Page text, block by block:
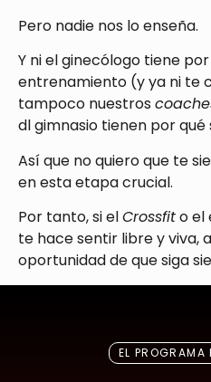
Pero nadie nos lo enseña.
Y ni el ginecólogo tiene
entrenamiento (y ya ni te
tampoco nuestros
dl gimnasio tienen por
Así que no quiero que te
en esta etapa crucial.
Por tanto, si elCrossfito el
te hace sentir libre y viva,
oportunidad de que siga
EL PROGRAMA